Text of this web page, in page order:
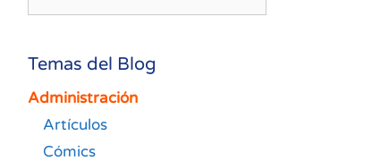
Temas del Blog
Administración
Artículos
Cómics